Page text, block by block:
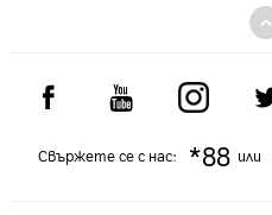
Свържете се с нас: *88или